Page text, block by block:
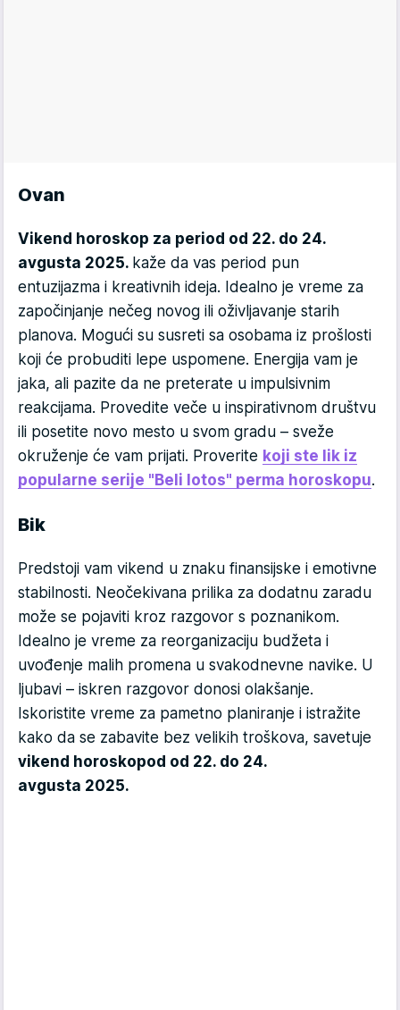
Ovan
Vikend horoskop za period od 22. do 24.
avgusta 2025. kaže da vas period pun
entuzijazma i kreativnih ideja. Idealno je vreme za
započinjanje nečeg novog ili oživljavanje starih
planova. Mogući su susreti sa osobama iz prošlosti
koji će probuditi lepe uspomene. Energija vam je
jaka, ali pazite da ne preterate u impulsivnim
reakcijama. Provedite veče u inspirativnom društvu
ili posetite novo mesto u svom gradu – sveže
okruženje će vam prijati. Proverite koji ste lik iz
popularne serije "Beli lotos" perma horoskopu.
Bik
Predstoji vam vikend u znaku finansijske i emotivne
stabilnosti. Neočekivana prilika za dodatnu zaradu
može se pojaviti kroz razgovor s poznanikom.
Idealno je vreme za reorganizaciju budžeta i
uvođenje malih promena u svakodnevne navike. U
ljubavi – iskren razgovor donosi olakšanje.
Iskoristite vreme za pametno planiranje i istražite
kako da se zabavite bez velikih troškova, savetuje
vikend horoskopod od 22. do 24.
avgusta 2025.